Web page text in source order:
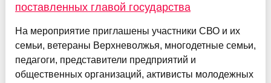
поставленных главой государства
На мероприятие приглашены участники СВО и их
семьи, ветераны Верхневолжья, многодетные семьи,
педагоги, представители предприятий и
общественных организаций, активисты молодежных